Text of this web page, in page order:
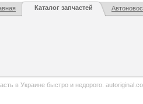
Каталог запчастей
в Украине быстро и недорого.